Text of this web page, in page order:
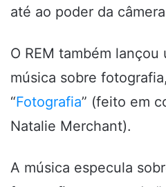
até ao poder da
O REM também lançou
música sobre
“Fotografia” (feito em
Natalie Merchant).
A música especula